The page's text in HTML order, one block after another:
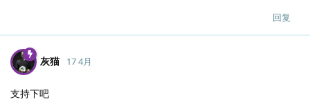
回复
灰猫 17 4月
支持下吧